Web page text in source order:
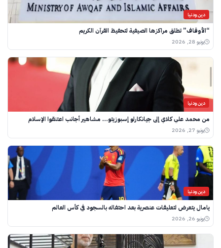
دين ودنيا
“الأوقاف” تطلق مراكزها الصيفية لتحفيظ القرآن الكريم
يونيو 28, 2026
دين ودنيا
من محمد علي كلاي إلى جيانكارلو إسبوزيتو… مشاهير أجانب اعتنقوا الإسلام
يونيو 27, 2026
دين ودنيا
يامال يتعرض لتعليقات عنصرية بعد احتفاله بالسجود في كأس العالم
يونيو 26, 2026